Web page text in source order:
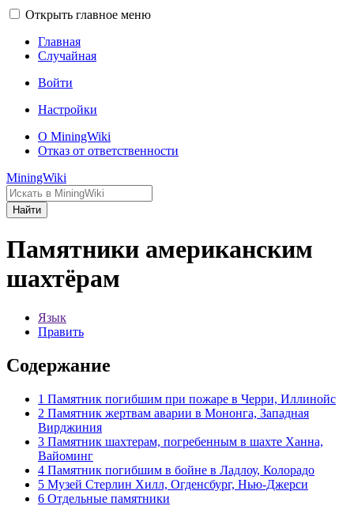
Открыть главное меню
Главная
Случайная
Войти
Настройки
О MiningWiki
Отказ от ответственности
MiningWiki
Найти
Памятники американским
шахтёрам
Язык
Править
Содержание
1 Памятник погибшим при пожаре в Черри, Иллинойс
2 Памятник жертвам аварии в Мононга, Западная
Вирджиния
3 Памятник шахтерам, погребенным в шахте Ханна,
Вайоминг
4 Памятник погибшим в бойне в Ладлоу, Колорадо
5 Музей Стерлин Хилл, Огденсбург, Нью-Джерси
6 Отдельные памятники